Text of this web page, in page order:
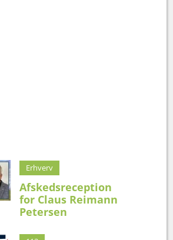
Erhverv
Afskedsreception
for Claus Reimann
Petersen